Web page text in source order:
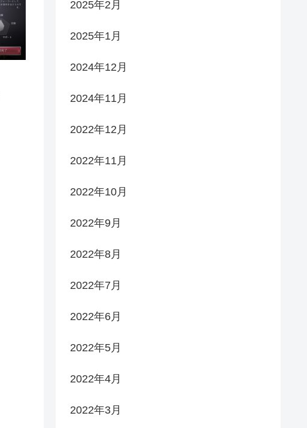
2025年2月
2025年1月
2024年12月
2024年11月
2022年12月
2022年11月
2022年10月
2022年9月
2022年8月
2022年7月
2022年6月
2022年5月
2022年4月
2022年3月